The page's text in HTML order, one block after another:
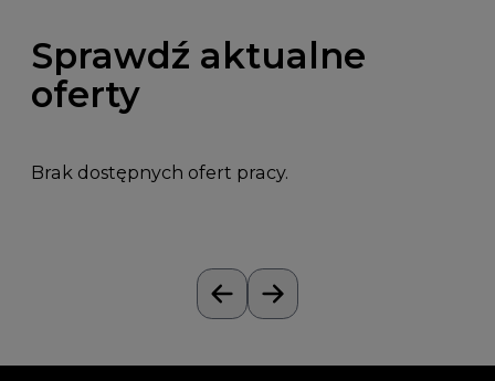
Sprawdź aktualne
oferty
Brak dostępnych ofert pracy.